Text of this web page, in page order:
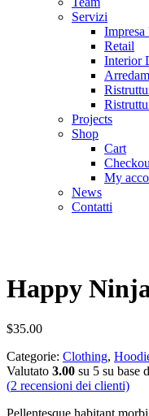
Servizi
Impresa
Retail
Interior
Projects
Shop
Cart
My
News
Contatti
Happy
$35.00
Categorie: Clothing,
Valutato 3.00 su 5 su base
(2 recensioni dei clienti)
Pellentesque habitant